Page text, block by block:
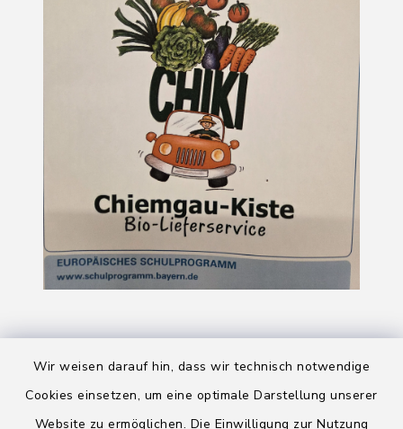
Wir weisen darauf hin, dass wir technisch notwendige
Cookies einsetzen, um eine optimale Darstellung unserer
Website zu ermöglichen. Die Einwilligung zur Nutzung